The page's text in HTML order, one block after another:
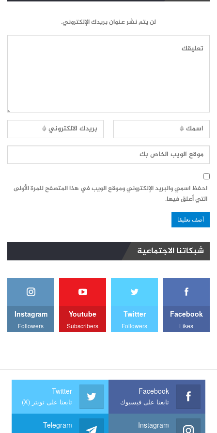
لن يتم نشر عنوان بريدك الإلكتروني.
احفظ اسمي والبريد الإلكتروني وموقع الويب في هذا المتصفح للمرة الأولى
التي أعلق فيها.
شبكاتنا الاجتماعية
Facebook
Likes
Twitter
Followers
Youtube
Subscribers
Instagram
Followers
Facebook
تابعنا على فيسبوك
Twitter
تابعنا على تويتر (X)
Instagram
Telegram